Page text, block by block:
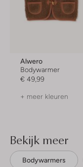
Alwero
Bodywarmer
€ 49,99
+ meer kleuren
Bekijk meer
Bodywarmers